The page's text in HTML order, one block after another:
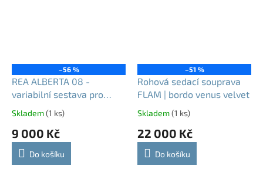
–56 %
REA ALBERTA 08 -
variabilní sestava pro
domácí kancelář
Skladem(1 ks)
9 000 Kč
Do košíku
–51 %
Rohová sedací souprava
FLAM | bordo venus velvet
Skladem(1 ks)
22 000 Kč
Do košíku